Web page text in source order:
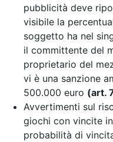
pubblicità deve
visibile la
soggetto ha nel
il committente del
proprietario del
vi è una sanzione
500.000 euro (art.
Avvertimenti sul
giochi con vincite
probabilità di